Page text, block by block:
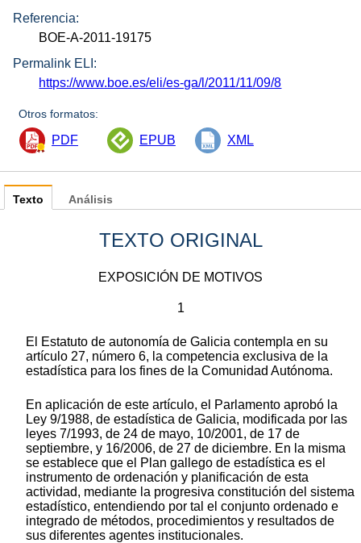
Referencia:
BOE-A-2011-19175
Permalink ELI:
https://www.boe.es/eli/es-ga/l/2011/11/09/8
Otros formatos:
PDF EPUB XML
Texto
TEXTO ORIGINAL
EXPOSICIÓN DE MOTIVOS
1
El Estatuto de autonomía de Galicia contempla en su
artículo 27, número 6, la competencia exclusiva de la
estadística para los fines de la Comunidad Autónoma.
En aplicación de este artículo, el Parlamento aprobó la
Ley 9/1988, de estadística de Galicia, modificada por las
leyes 7/1993, de 24 de mayo, 10/2001, de 17 de
septiembre, y 16/2006, de 27 de diciembre. En la misma
se establece que el Plan gallego de estadística es el
instrumento de ordenación y planificación de esta
actividad, mediante la progresiva constitución del sistema
estadístico, entendiendo por tal el conjunto ordenado e
integrado de métodos, procedimientos y resultados de
sus diferentes agentes institucionales.
Análisis